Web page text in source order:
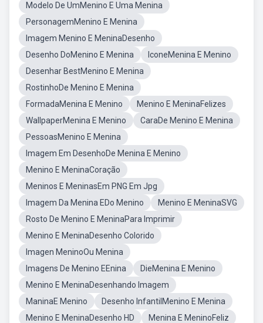
Modelo De UmMenino E Uma Menina
PersonagemMenino E Menina
Imagem Menino E MeninaDesenho
Desenho DoMenino E Menina
IconeMenina E Menino
Desenhar BestMenino E Menina
RostinhoDe Menino E Menina
FormadaMenina E Menino
Menino E MeninaFelizes
WallpaperMenina E Menino
CaraDe Menino E Menina
PessoasMenino E Menina
Imagem Em DesenhoDe Menina E Menino
Menino E MeninaCoração
Meninos E MeninasEm PNG Em Jpg
Imagem Da Menina EDo Menino
Menino E MeninaSVG
Rosto De Menino E MeninaPara Imprimir
Menino E MeninaDesenho Colorido
Imagen MeninoOu Menina
Imagens De Menino EEnina
DieMenina E Menino
Menino E MeninaDesenhando Imagem
ManinaE Menino
Desenho InfantilMenino E Menina
Menino E MeninaDesenho HD
Menina E MeninoFeliz